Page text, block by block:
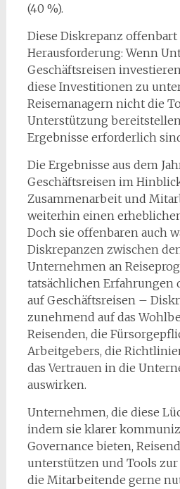
(40 %).
Diese Diskrepanz
Herausforderung: Wenn
Geschäftsreisen
diese Investitionen zu
Reisemanagern nicht die
Unterstützung
Ergebnisse erforderlich
Die Ergebnisse aus dem
Geschäftsreisen im
Zusammenarbeit und
weiterhin einen
Doch sie offenbaren auch
Diskrepanzen zwischen
Unternehmen an
tatsächlichen Erfahrungen
auf Geschäftsreisen –
zunehmend auf das
Reisenden, die
Arbeitgebers, die
das Vertrauen in die
auswirken.
Unternehmen, die diese
indem sie klarer
Governance bieten,
unterstützen und Tools
die Mitarbeitende gerne